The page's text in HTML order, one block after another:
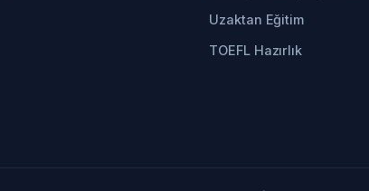
Uzaktan Eğitim
TOEFL Hazırlık